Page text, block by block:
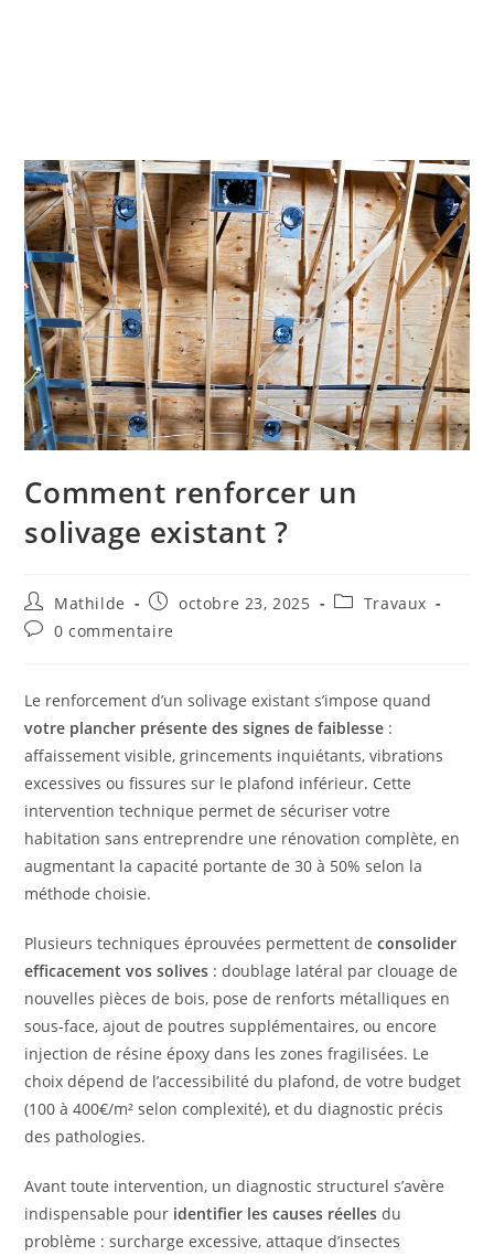
Comment renforcer un
solivage existant ?
Mathilde octobre 23, 2025
Travaux
0 commentaire
Le renforcement d’un solivage existant s’impose quand
votre plancher présente des signes de faiblesse :
affaissement visible, grincements inquiétants, vibrations
excessives ou fissures sur le plafond inférieur. Cette
intervention technique permet de sécuriser votre
habitation sans entreprendre une rénovation complète, en
augmentant la capacité portante de 30 à 50% selon la
méthode choisie.
Plusieurs techniques éprouvées permettent deconsolider
efficacement vos solives : doublage latéral par clouage de
nouvelles pièces de bois, pose de renforts métalliques en
sous-face, ajout de poutres supplémentaires, ou encore
injection de résine époxy dans les zones fragilisées. Le
choix dépend de l’accessibilité du plafond, de votre budget
(100 à 400€/m² selon complexité), et du diagnostic précis
des pathologies.
Avant toute intervention, un diagnostic structurel s’avère
indispensable pour identifier les causes réelles du
problème : surcharge excessive, attaque d’insectes